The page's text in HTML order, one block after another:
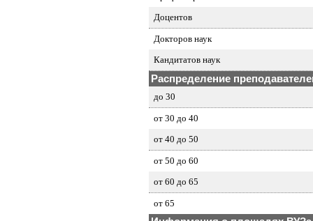
Доцентов
Докторов наук
Кандитатов наук
Распределение
до 30
от 30 до 40
от 40 до 50
от 50 до 60
от 60 до 65
от 65